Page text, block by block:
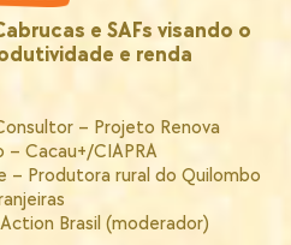
e SAFs visando o
e renda
– Projeto Renova
– Cacau+/CIAPRA
– Produtora rural do Quilombo
Brasil (moderador)